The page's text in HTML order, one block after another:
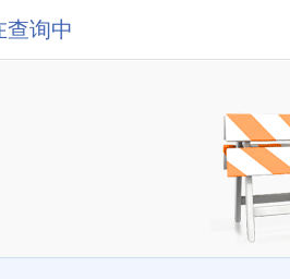
查询中